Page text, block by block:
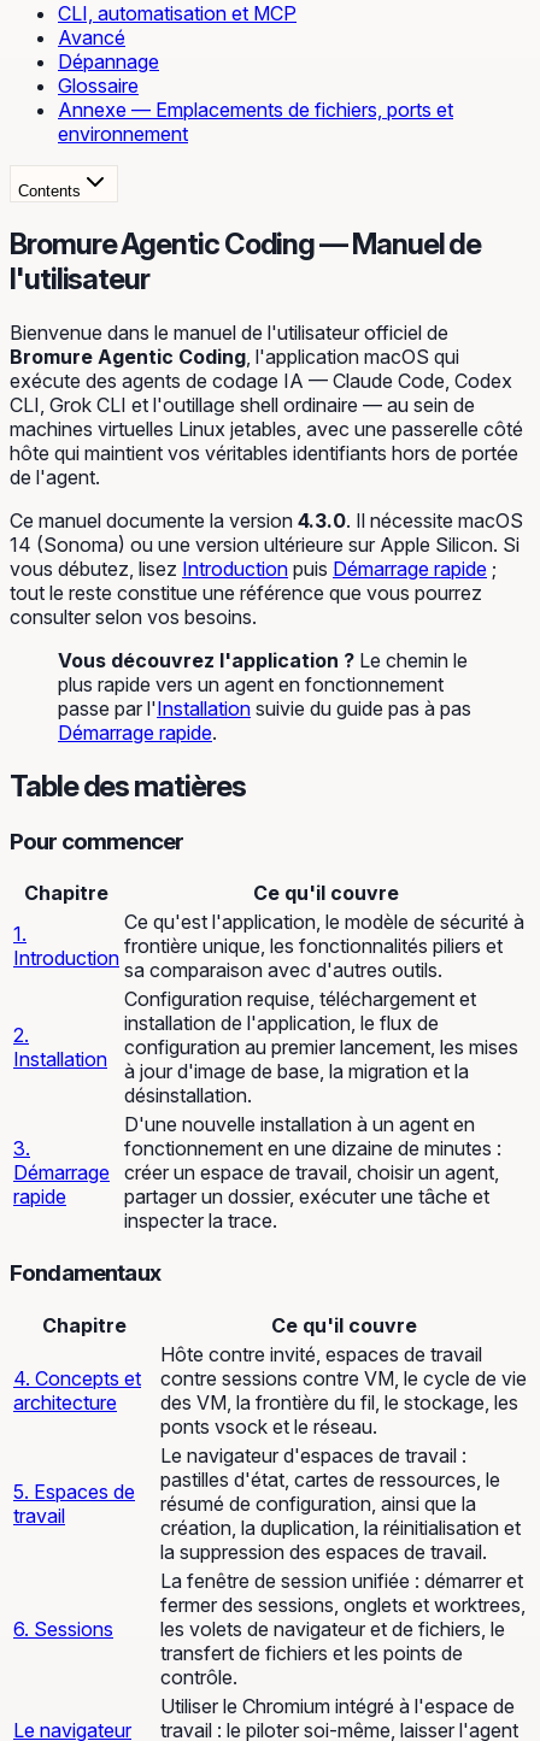
CLI, automatisation et MCP
Avancé
Dépannage
Glossaire
Annexe — Emplacements de fichiers, ports et
environnement
Contents
Bromure Agentic Coding — Manuel de
l'utilisateur
Bienvenue dans le manuel de l'utilisateur officiel de
Bromure Agentic Coding , l'application macOS qui
exécute des agents de codage IA — Claude Code, Codex
CLI, Grok CLI et l'outillage shell ordinaire — au sein de
machines virtuelles Linux jetables, avec une passerelle côté
hôte qui maintient vos véritables identifiants hors de portée
de l'agent.
Ce manuel documente la version 4.3.0. Il nécessite macOS
14 (Sonoma) ou une version ultérieure sur Apple Silicon. Si
vous débutez, lisez Introduction puis Démarrage rapide ;
tout le reste constitue une référence que vous pourrez
consulter selon vos besoins.
Vous découvrez l'application ? Le chemin le
plus rapide vers un agent en fonctionnement
passe par l'Installation suivie du guide pas à pas
Démarrage rapide.
Table des matières
Pour commencer
Chapitre
Ce qu'il couvre
1.
Introduction
Ce qu'est l'application, le modèle de sécurité à
frontière unique, les fonctionnalités piliers et
sa comparaison avec d'autres outils.
2.
Installation
Configuration requise, téléchargement et
installation de l'application, le flux de
configuration au premier lancement, les mises
à jour d'image de base, la migration et la
désinstallation.
3.
Démarrage
rapide
D'une nouvelle installation à un agent en
fonctionnement en une dizaine de minutes :
créer un espace de travail, choisir un agent,
partager un dossier, exécuter une tâche et
inspecter la trace.
Fondamentaux
Chapitre Ce qu'il couvre
4. Concepts et
architecture
Hôte contre invité, espaces de travail
contre sessions contre VM, le cycle de vie
des VM, la frontière du fil, le stockage, les
ponts vsock et le réseau.
5. Espaces de
travail
Le navigateur d'espaces de travail :
pastilles d'état, cartes de ressources, le
résumé de configuration, ainsi que la
création, la duplication, la réinitialisation et
la suppression des espaces de travail.
6. Sessions
La fenêtre de session unifiée : démarrer et
fermer des sessions, onglets et worktrees,
les volets de navigateur et de fichiers, le
transfert de fichiers et les points de
contrôle.
Le navigateur
Utiliser le Chromium intégré à l'espace de
travail : le piloter soi-même, laisser l'agent